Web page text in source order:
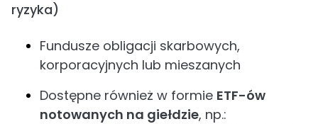
ryzyka)
Fundusze obligacji skarbowych,
korporacyjnych lub mieszanych
Dostępne również w formie ETF-ów
notowanych na giełdzie, np.: